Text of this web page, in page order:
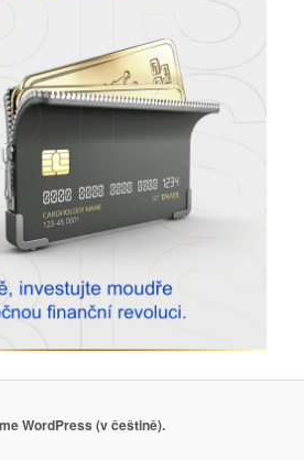
WordPress (v češtině).